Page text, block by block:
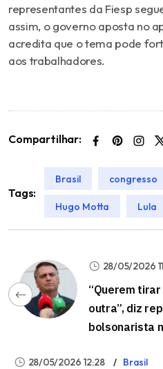
representantes da Fiesp
assim, o governo aposta no
acredita que o tema pode
aos trabalhadores.
Compartilhar:
Tags:
Brasil congresso
Hugo Motta Lula
28/05/2026
“Querem
outra”, diz
bolsonarista
28/05/2026 12:28 Brasil